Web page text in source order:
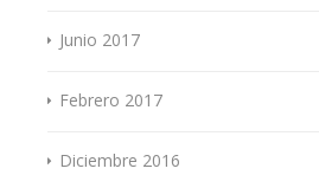
Junio 2017
Febrero 2017
Diciembre 2016